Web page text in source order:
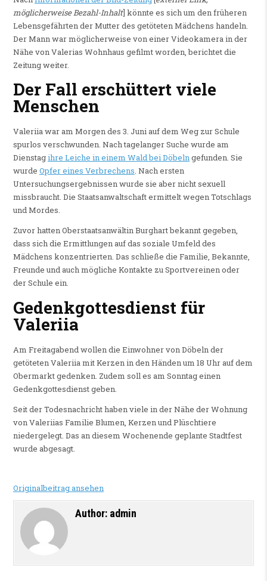
möglicherweise Bezahl-Inhalt] könnte es sich um den früheren
Lebensgefährten der Mutter des getöteten Mädchens handeln.
Der Mann war möglicherweise von einer Videokamera in der
Nähe von Valerias Wohnhaus gefilmt worden, berichtet die
Zeitung weiter.
Der Fall erschüttert viele
Menschen
Valeriia war am Morgen des 3. Juni auf dem Weg zur Schule
spurlos verschwunden. Nach tagelanger Suche wurde am
Dienstagihre Leiche in einem Wald bei Döbelngefunden. Sie
wurde Opfer eines Verbrechens. Nach ersten
Untersuchungsergebnissen wurde sie aber nicht sexuell
missbraucht. Die Staatsanwaltschaft ermittelt wegen Totschlags
und Mordes.
Zuvor hatten Oberstaatsanwältin Burghart bekannt gegeben,
dass sich die Ermittlungen auf das soziale Umfeld des
Mädchens konzentrierten. Das schließe die Familie, Bekannte,
Freunde und auch mögliche Kontakte zu Sportvereinen oder
der Schule ein.
Gedenkgottesdienst für
Valeriia
Am Freitagabend wollen die Einwohner von Döbeln der
getöteten Valeriia mit Kerzen in den Händen um 18 Uhr auf dem
Obermarkt gedenken. Zudem soll es am Sonntag einen
Gedenkgottesdienst geben.
Seit der Todesnachricht haben viele in der Nähe der Wohnung
von Valeriias Familie Blumen, Kerzen und Plüschtiere
niedergelegt. Das an diesem Wochenende geplante Stadtfest
wurde abgesagt.
Originalbeitrag ansehen
Author: admin